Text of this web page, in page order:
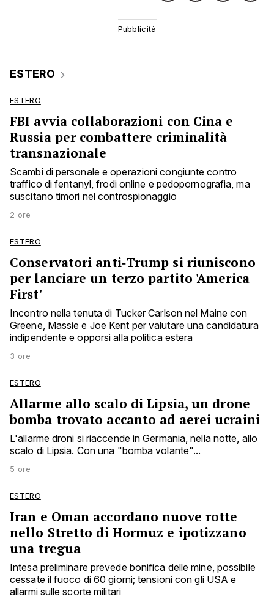
ESTERO
ESTERO
FBI avvia collaborazioni con Cina e
Russia per combattere criminalità
transnazionale
Scambi di personale e operazioni congiunte contro
traffico di fentanyl, frodi online e pedopornografia, ma
suscitano timori nel controspionaggio
2 ore
ESTERO
Conservatori anti‑Trump si riuniscono
per lanciare un terzo partito 'America
First'
Incontro nella tenuta di Tucker Carlson nel Maine con
Greene, Massie e Joe Kent per valutare una candidatura
indipendente e opporsi alla politica estera
3 ore
ESTERO
Allarme allo scalo di Lipsia, un drone
bomba trovato accanto ad aerei ucraini
L'allarme droni si riaccende in Germania, nella notte, allo
scalo di Lipsia. Con una "bomba volante"...
5 ore
ESTERO
Iran e Oman accordano nuove rotte
nello Stretto di Hormuz e ipotizzano
una tregua
Intesa preliminare prevede bonifica delle mine, possibile
cessate il fuoco di 60 giorni; tensioni con gli USA e
allarmi sulle scorte militari